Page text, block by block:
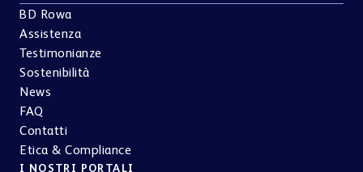
BD Rowa
Assistenza
Testimonianze
Sostenibilità
News
FAQ
Contatti
Etica & Compliance
I NOSTRI PORTALI